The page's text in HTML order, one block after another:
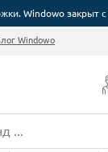
Windowo закрыт
Windowo